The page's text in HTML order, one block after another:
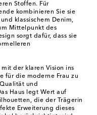
Stoffen. Für
kombinieren Sie sie
klassischem Denim,
Mittelpunkt des
sorgt dafür, dass sie
der klaren Vision ins
für die moderne Frau zu
und
Haus legt Wert auf
die der Trägerin
Erweiterung dieses